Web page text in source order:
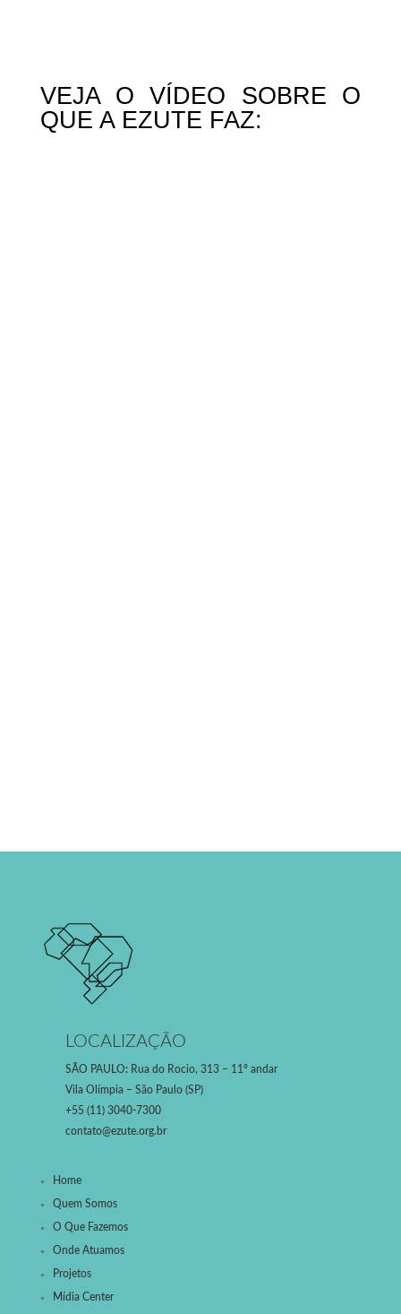
VEJA O VÍDEO SOBRE O
QUE A EZUTE FAZ:
LOCALIZAÇÃO
SÃO PAULO: Rua do Rocio, 313 – 11º andar
Vila Olímpia – São Paulo (SP)
+55 (11) 3040-7300
contato@ezute.org.br
Home
Quem Somos
O Que Fazemos
Onde Atuamos
Projetos
Mídia Center